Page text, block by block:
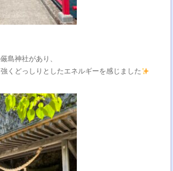
島神社があり、
くどっしりとしたエネルギーを感じました